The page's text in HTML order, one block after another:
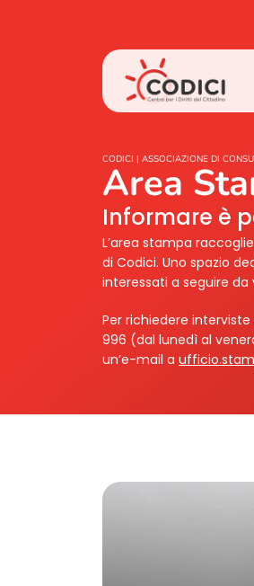
CODICI | ASSOCIAZIONE DI
Area
Informare è
L’area stampa
di Codici. Uno spazio
interessati a seguire da
Per richiedere
996 (dal lunedì al
un’e-mail a